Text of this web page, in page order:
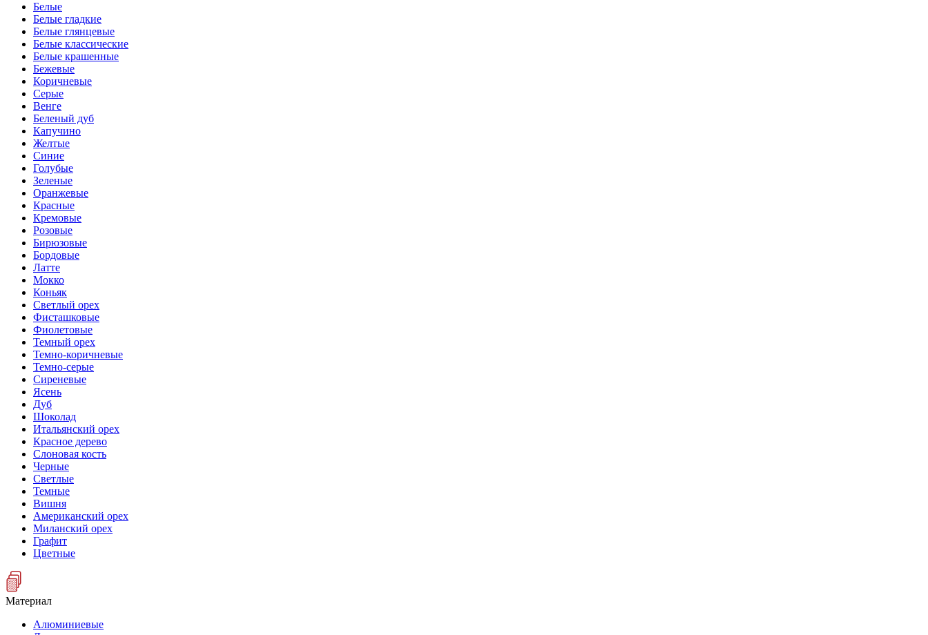
Белые
Белые гладкие
Белые глянцевые
Белые классические
Белые крашенные
Бежевые
Коричневые
Серые
Венге
Беленый дуб
Капучино
Желтые
Синие
Голубые
Зеленые
Оранжевые
Красные
Кремовые
Розовые
Бирюзовые
Бордовые
Латте
Мокко
Коньяк
Светлый орех
Фисташковые
Фиолетовые
Темный орех
Темно-коричневые
Темно-серые
Сиреневые
Ясень
Дуб
Шоколад
Итальянский орех
Красное дерево
Слоновая кость
Черные
Светлые
Темные
Вишня
Американский орех
Миланский орех
Графит
Цветные
Материал
Алюминиевые